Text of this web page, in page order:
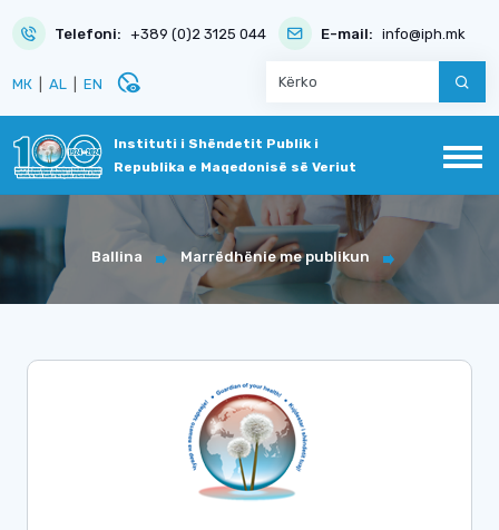
Telefoni: +389 (0)2 3125 044 E-mail: info@iph.mk
МК AL EN disabled_visible
Instituti i Shëndetit Publik i
Republika e Maqedonisë së Veriut
Ballina Marrëdhënie me publikun